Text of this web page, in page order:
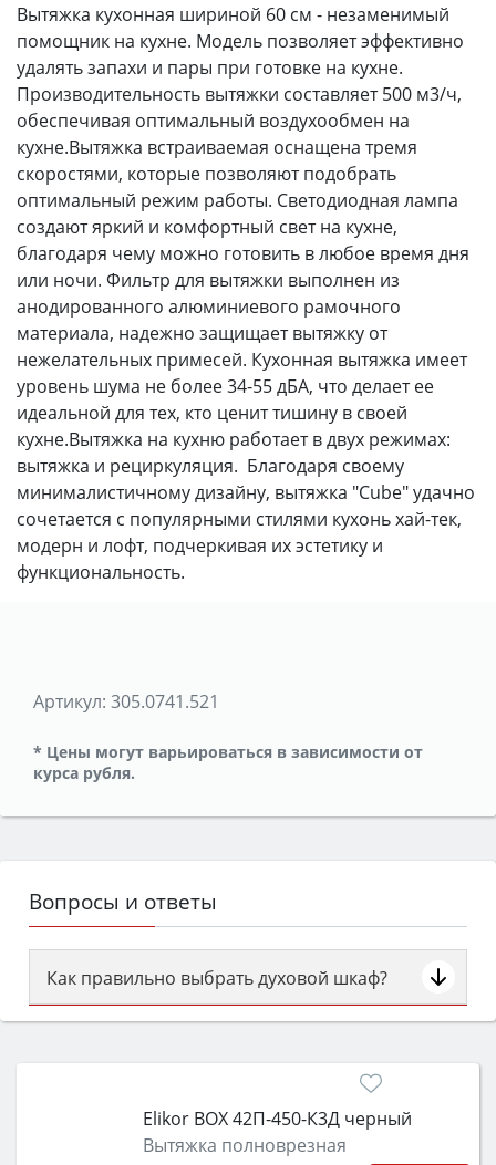
Вытяжка кухонная шириной 60 см - незаменимый
помощник на кухне. Модель позволяет эффективно
удалять запахи и пары при готовке на кухне.
Производительность вытяжки составляет 500 м3/ч,
обеспечивая оптимальный воздухообмен на
кухне.Вытяжка встраиваемая оснащена тремя
скоростями, которые позволяют подобрать
оптимальный режим работы. Светодиодная лампа
создают яркий и комфортный свет на кухне,
благодаря чему можно готовить в любое время дня
или ночи. Фильтр для вытяжки выполнен из
анодированного алюминиевого рамочного
материала, надежно защищает вытяжку от
нежелательных примесей. Кухонная вытяжка имеет
уровень шума не более 34-55 дБА, что делает ее
идеальной для тех, кто ценит тишину в своей
кухне.Вытяжка на кухню работает в двух режимах:
вытяжка и рециркуляция. Благодаря своему
минималистичному дизайну, вытяжка "Cube" удачно
сочетается с популярными стилями кухонь хай-тек,
модерн и лофт, подчеркивая их эстетику и
функциональность.
Артикул: 305.0741.521
* Цены могут варьироваться в зависимости от
курса рубля.
Вопросы и ответы
Как правильно выбрать духовой шкаф?
Сначала определитесь с типом (газовый или
затем смотрите на объём 50–70 л для семьи,
функции (конвекция, гриль, самоочистка,
защита от детей).
Elikor BOX 42П-450-К3Д черный
Вытяжка полноврезная